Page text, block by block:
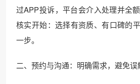
过APP投诉，平台会介入处理并全
核实开始：选择有资质、有口碑的
一步。
二、预约与沟通：明确需求，避免误